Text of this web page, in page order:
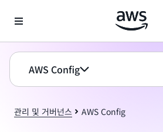
AWS Config
관리 및 거버넌스 AWS Config